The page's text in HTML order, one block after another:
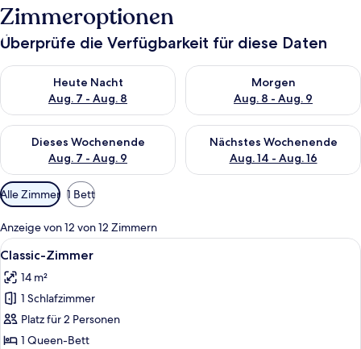
Zimmeroptionen
Überprüfe die Verfügbarkeit für diese Daten
Heute Nacht
Aug. 7 - Aug. 8
Überprüfe die Verfügbarkeit für heute Nacht, Aug. 7 - Aug. 8.
Morgen
Aug. 8 - Aug. 9
Überprüfe die Verfügbarkeit
Dieses Wochenende
Aug. 7 - Aug. 9
Überprüfe die Verfügbarkeit für dieses Wochenende, Aug. 7
Nächstes Wochenende
Aug. 14 - Aug. 16
Überprüfe die Verfügbarkeit
Verfügbare
Filter
für
Zimmer
Alle Zimmer 1 Bett
Anzeige von 12 von 12 Zimmern
Alle
Fotos
für
Classic-
Zimmer
anzeigen
Ein Hotelzimmer mit Bett,
7
Classic-Zimmer
14 m²
1 Schlafzimmer
Platz für 2 Personen
1 Queen-Bett